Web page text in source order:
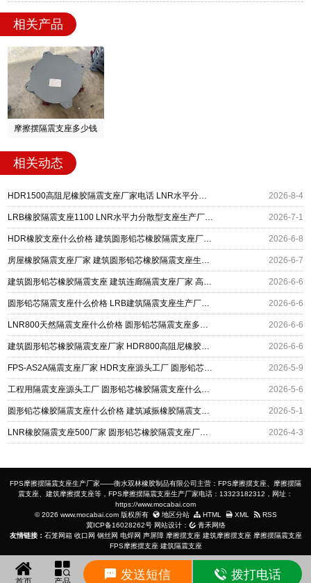
相关产品
摩擦摆隔震支座多少钱
相关动态
HDR1500高阻尼橡胶隔震支座厂家电话 LNR水平分散力橡胶支座 建筑圆形铅芯隔震支座 2026-8-4
LRB橡胶隔震支座1100 LNR水平力分散型支座生产厂家 建筑圆形铅芯隔震支座 2026-7-1
HDR橡胶支座什么价格 建筑圆形铅芯橡胶隔震支座厂家 隔震橡胶支座系统 2026-6-8
房屋橡胶隔震支座厂家 建筑圆形铅芯橡胶隔震支座生产厂家 高阻尼橡胶隔震支座(HDR)源头工厂 2026-6-7
建筑圆形铅芯橡胶隔震支座 建筑连廊隔震支座厂家 高阻尼隔震支座(HDR)厂家电话 2026-6-6
圆形铅芯隔震支座什么价格 LRB建筑隔震支座生产厂家 铅芯隔震支座LRB多少钱 2026-6-6
LNR800天然隔震支座什么价格 圆形铅芯隔震支座多少钱 铅芯减橡胶隔震支座 2026-6-6
建筑圆形铅芯橡胶隔震支座厂家 HDR800高阻尼橡胶支座厂家电话 建筑隔震层橡胶隔震支座生产厂家 2026-6-6
FPS-AS2A隔震支座厂家 HDR支座源头工厂 圆形铅芯橡胶隔震支座 2026-5-9
工程用隔震支座源头工厂 圆形铅芯橡胶隔震支座什么价格 隔振橡胶隔震支座 2026-5-6
圆形铅芯橡胶隔震支座什么价格 建筑减振橡胶隔震支座厂家 建筑隔振支座 2026-5-1
LNR橡胶隔震支座500厂家 圆形铅芯橡胶隔震支座厂家 水平力分散力型隔震支座厂家 2026-4-3
发送短信 拨打电话
FPS摩擦摆隔震支座生产厂家——衡水双林橡胶制品有限公司主营：FPS摩擦摆支座、摩擦摆隔
震支座、建筑摩擦摆支座等，FPS摩擦摆隔震支座生产厂家电话：13323182312，网址：
https://www.mocabai.com
© 2026 www.mocabai.com 版权所有
地区分站 HTML XML
RSS
冀ICP备16028262号网站设计：
青禾网络
友情链接： 石笼网箱 收口网 钢丝网 电焊网 声屏障 摩擦摆支座 建筑摩擦摆支座 摩擦摆隔震支座
FPS摩擦摆支座 建筑隔震支座